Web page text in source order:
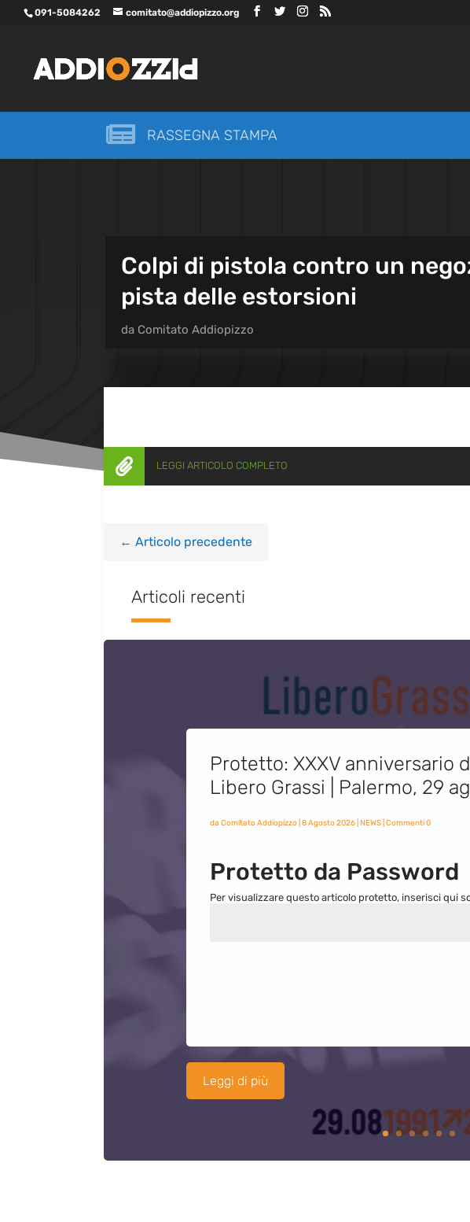
091-5084262 comitato@addiopizzo.org
 RASSEGNA STAMPA
Colpi di pistola contro un
pista delle estorsioni
da Comitato Addiopizzo
 LEGGI ARTICOLO COMPLETO
← Articolo precedente
Articoli recenti
Protetto: XXXV anniversario
Libero Grassi | Palermo, 29
da Comitato Addiopizzo| 8 Agosto 2026| NEWS| Commenti 0
Protetto da Password
Per visualizzare questo articolo protetto, inserisci qui
Leggi di più